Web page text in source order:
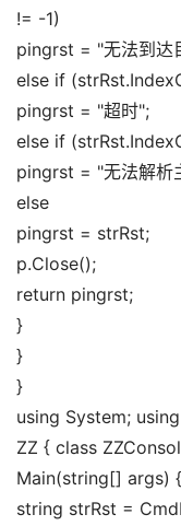
!= -1)
pingrst = "无法到达
else if (strRst.
pingrst = "超时";
else if (strRst.
pingrst = "无法解析
else
pingrst = strRst;
p.Close();
return pingrst;
}
}
}
using System;
ZZ { class
Main(string[] args)
string strRst =